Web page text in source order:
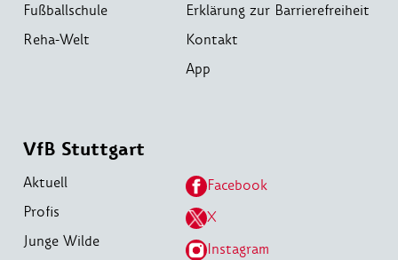
Fußballschule
Reha-Welt
Erklärung zur Barrierefreiheit
Kontakt
App
VfB Stuttgart
Aktuell
Profis
Junge Wilde
Facebook
X
Instagram